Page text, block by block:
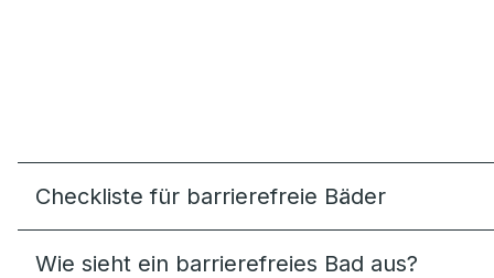
Checkliste für barrierefreie Bäder
Wie sieht ein barrierefreies Bad aus?